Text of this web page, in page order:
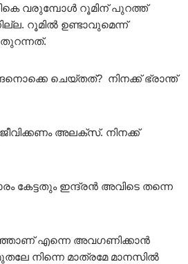
വരുമ്പോൾ റൂമിന് പുറത്ത്
റൂമിൽ ഉണ്ടാവുമെന്ന്
തുറന്നത്.
ചെയ്തത്? നിനക്ക് ഭ്രാന്ത്‌
അലക്സ്. നിനക്ക്
കേട്ടതും ഇന്ദ്രൻ അവിടെ തന്നെ
എന്നെ അവഗണിക്കാൻ
നിന്നെ മാത്രമേ മാനസിൽ